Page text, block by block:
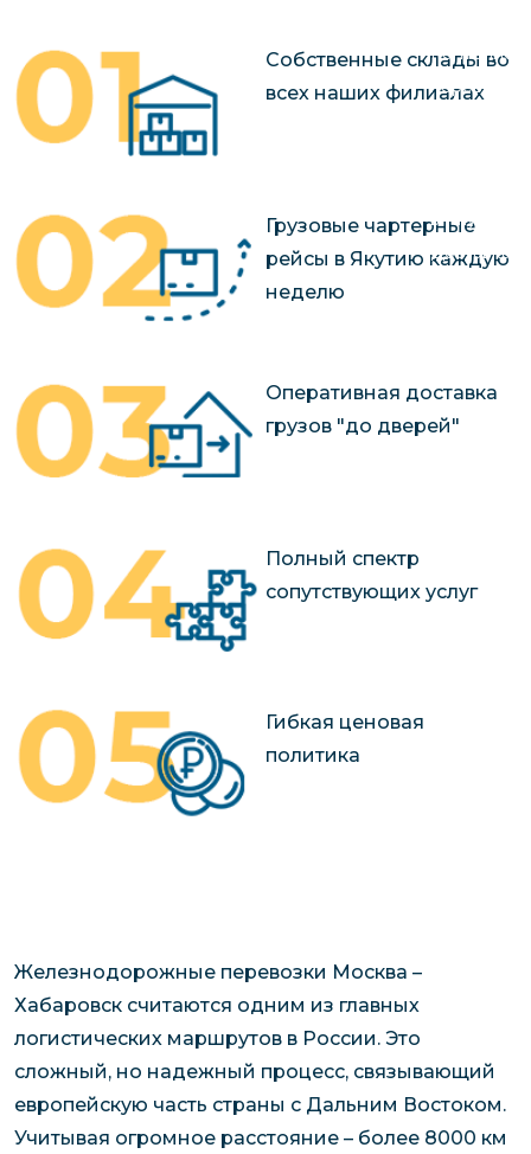
перевозки
в Якутию
Доставка
Собственные склады во
всех наших филиалах
Грузовые чартерные
рейсы в Якутию каждую
неделю
Оперативная доставка
грузов "до дверей"
Полный спектр
сопутствующих услуг
Гибкая ценовая
политика
Железнодорожные перевозки Москва –
Хабаровск считаются одним из главных
логистических маршрутов в России. Это
сложный, но надежный процесс, связывающий
европейскую часть страны с Дальним Востоком.
Учитывая огромное расстояние – более 8000 км